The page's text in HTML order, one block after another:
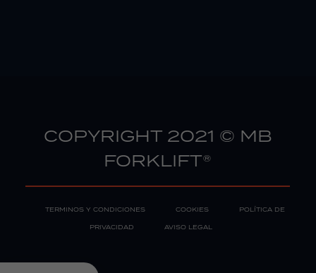
COPYRIGHT 2021 © MB
FORKLIFT®
TERMINOS Y CONDICIONES COOKIES POLÍTICA DE
PRIVACIDAD AVISO LEGAL